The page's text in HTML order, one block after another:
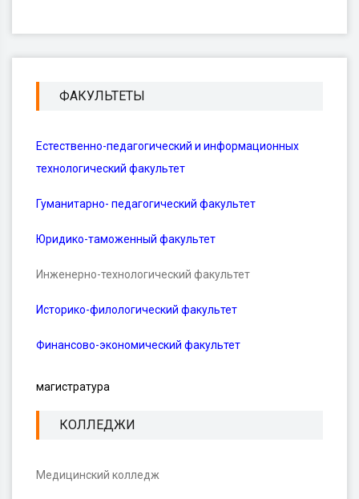
ФАКУЛЬТЕТЫ
Естественно-педагогический и информационных
технологический факультет
Гуманитарно- педагогический факультет
Юридико-таможенный факультет
Инженерно-технологический факультет
Историко-филологический факультет
Финансово-экономический факультет
магистратура
КОЛЛЕДЖИ
Медицинский колледж